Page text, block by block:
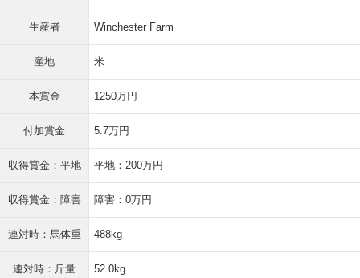
生産者 Winchester Farm
産地 米
本賞金 1250万円
付加賞金 5.7万円
収得賞金：平地 平地：200万円
収得賞金：障害 障害：0万円
連対時：馬体重 488kg
連対時：斤量 52.0kg